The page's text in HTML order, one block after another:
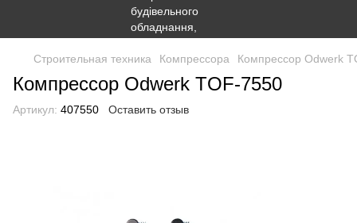
Строительная техника Компрессора Компрессор Odwerk
Компрессор Odwerk TOF-7550
Артикул: 407550 Оставить отзыв